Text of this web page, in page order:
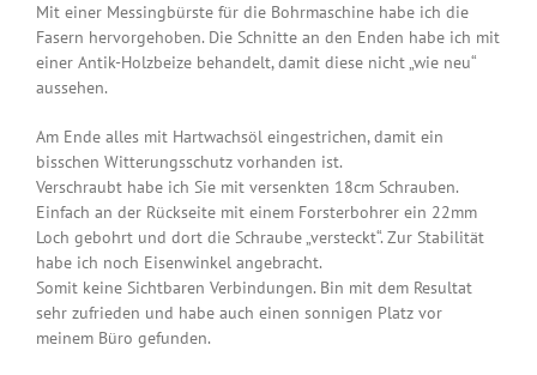
Mit einer Messingbürste für die Bohrmaschine habe ich die
Fasern hervorgehoben. Die Schnitte an den Enden habe ich mit
einer Antik-Holzbeize behandelt, damit diese nicht „wie neu“
aussehen.
Am Ende alles mit Hartwachsöl eingestrichen, damit ein
bisschen Witterungsschutz vorhanden ist.
Verschraubt habe ich Sie mit versenkten 18cm Schrauben.
Einfach an der Rückseite mit einem Forsterbohrer ein 22mm
Loch gebohrt und dort die Schraube „versteckt“. Zur Stabilität
habe ich noch Eisenwinkel angebracht.
Somit keine Sichtbaren Verbindungen. Bin mit dem Resultat
sehr zufrieden und habe auch einen sonnigen Platz vor
meinem Büro gefunden.